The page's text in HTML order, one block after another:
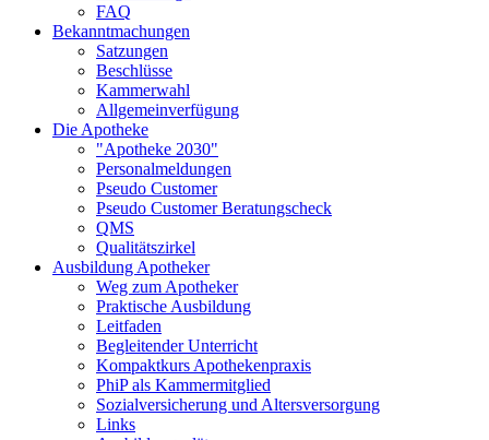
FAQ
Bekanntmachungen
Satzungen
Beschlüsse
Kammerwahl
Allgemeinverfügung
Die Apotheke
"Apotheke 2030"
Personalmeldungen
Pseudo Customer
Pseudo Customer Beratungscheck
QMS
Qualitätszirkel
Ausbildung Apotheker
Weg zum Apotheker
Praktische Ausbildung
Leitfaden
Begleitender Unterricht
Kompaktkurs Apothekenpraxis
PhiP als Kammermitglied
Sozialversicherung und Altersversorgung
Links